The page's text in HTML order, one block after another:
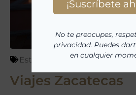
Estados de México,México
Viajes Zacatecas
No te preocupes,
privacidad. Puedes
en cualquier